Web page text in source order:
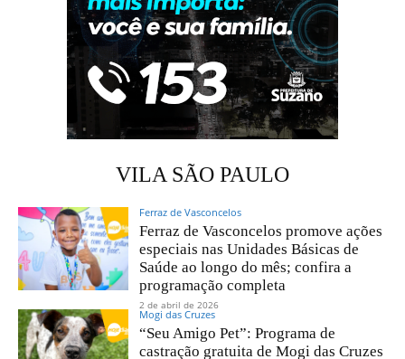
VILA SÃO PAULO
Ferraz de Vasconcelos
Ferraz de Vasconcelos promove ações
especiais nas Unidades Básicas de
Saúde ao longo do mês; confira a
programação completa
2 de abril de 2026
Mogi das Cruzes
“Seu Amigo Pet”: Programa de
castração gratuita de Mogi das Cruzes